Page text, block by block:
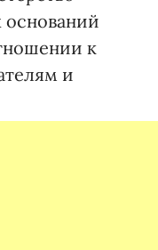
оснований
к
и